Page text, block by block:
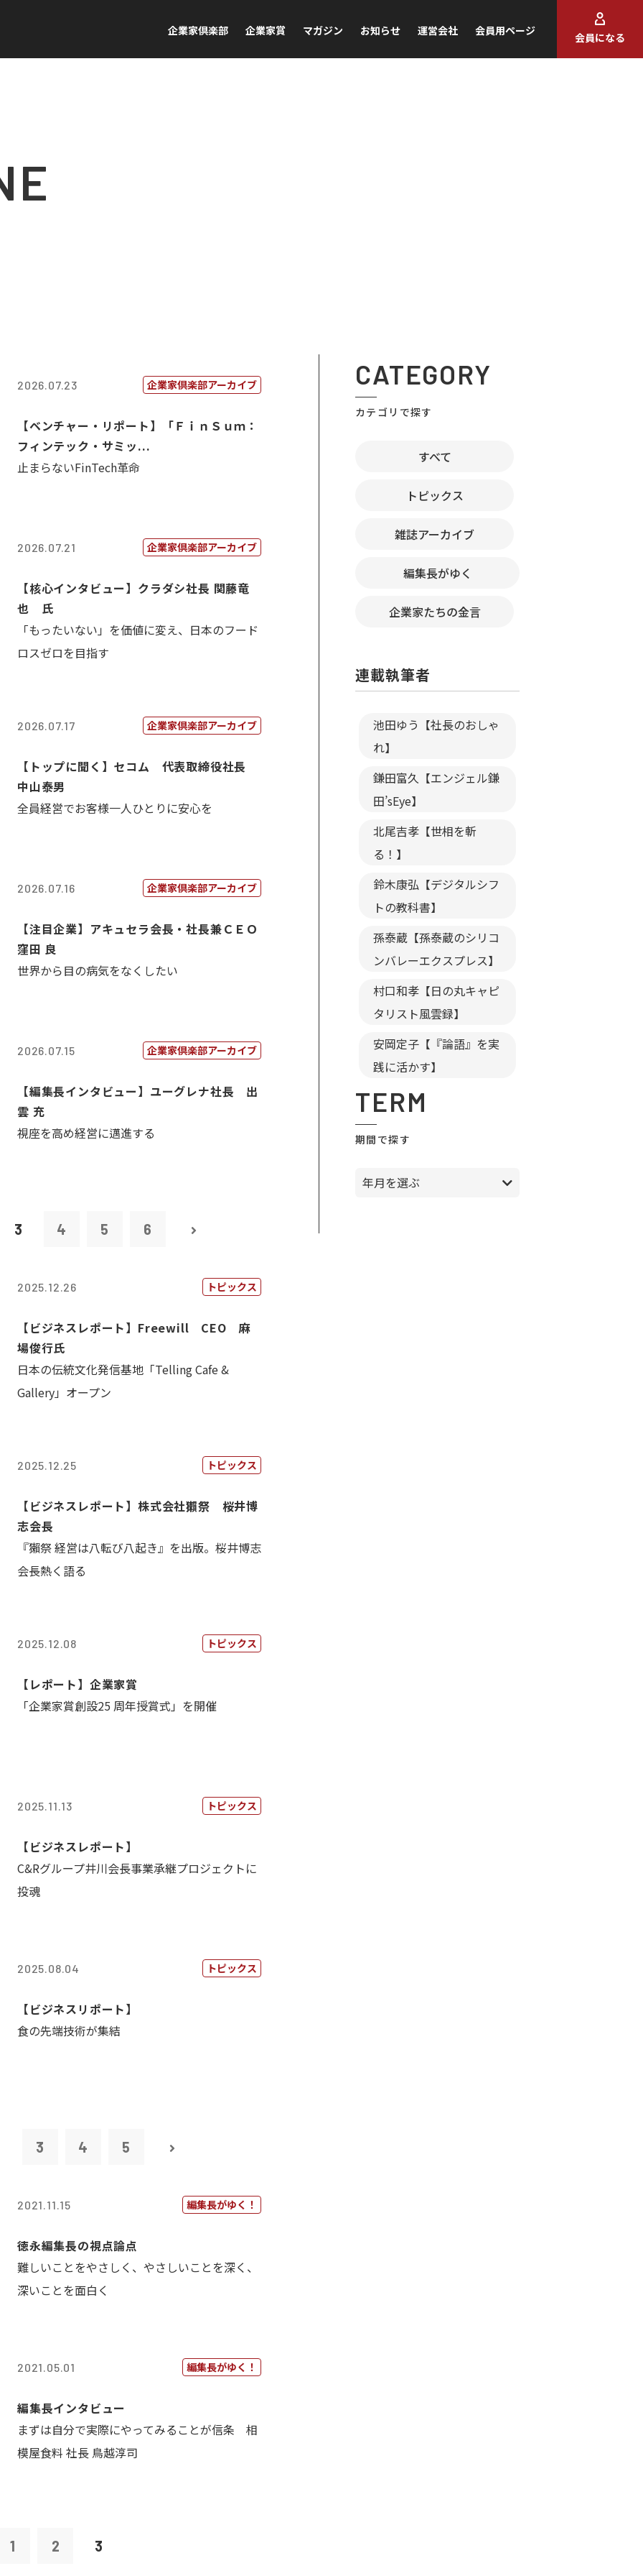
企業家倶楽部 企業家賞 マガジン お知らせ 運営会社 会員用ページ
会員になる
2026.07.23 企業家倶楽部アーカイブ
【ベンチャー・リポート】「ＦｉｎＳｕｍ：
フィンテック・サミッ...
止まらないFinTech革命
2026.07.21 企業家倶楽部アーカイブ
【核心インタビュー】クラダシ社長 関藤竜
也 氏
「もったいない」を価値に変え、日本のフード
ロスゼロを目指す
2026.07.17 企業家倶楽部アーカイブ
【トップに聞く】セコム 代表取締役社長
中山泰男
全員経営でお客様一人ひとりに安心を
2026.07.16 企業家倶楽部アーカイブ
【注目企業】アキュセラ会長・社長兼ＣＥＯ
窪田 良
世界から目の病気をなくしたい
2026.07.15 企業家倶楽部アーカイブ
【編集長インタビュー】ユーグレナ社長 出
雲 充
視座を高め経営に邁進する
3 4 5 6
2025.12.26 トピックス
【ビジネスレポート】Freewill CEO 麻
場俊行氏
日本の伝統文化発信基地「Telling Cafe &
Gallery」オープン
2025.12.25 トピックス
【ビジネスレポート】株式会社獺祭 桜井博
志会長
『獺祭 経営は八転び八起き』を出版。桜井博志
会長熱く語る
2025.12.08 トピックス
【レポート】企業家賞
「企業家賞創設25 周年授賞式」を開催
2025.11.13 トピックス
【ビジネスレポート】
C&Rグループ井川会長事業承継プロジェクトに
投魂
2025.08.04 トピックス
【ビジネスリポート】
食の先端技術が集結
3 4 5
2021.11.15 編集長がゆく！
徳永編集長の視点論点
難しいことをやさしく、やさしいことを深く、
深いことを面白く
2021.05.01 編集長がゆく！
編集長インタビュー
まずは自分で実際にやってみることが信条 相
模屋食料 社長 鳥越淳司
1 2 3
CATEGORY
カテゴリで探す
すべて
トピックス
雑誌アーカイブ
編集長がゆく
企業家たちの金言
連載執筆者
池田ゆう【社長のおしゃ
れ】
鎌田富久【エンジェル鎌
田’sEye】
北尾吉孝【世相を斬
る！】
鈴木康弘【デジタルシフ
トの教科書】
孫泰蔵【孫泰蔵のシリコ
ンバレーエクスプレス】
村口和孝【日の丸キャピ
タリスト風雲録】
安岡定子【『論語』を実
践に活かす】
TERM
期間で探す
年月を選ぶ